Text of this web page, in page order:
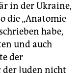
in der Ukraine,
die „Anatomie
habe,
und auch
der
Juden nicht